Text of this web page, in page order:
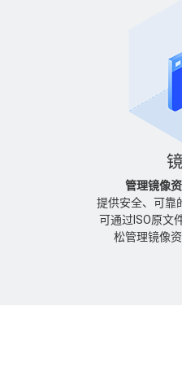
管理镜像
提供安全、可靠
可通过ISO原文
松管理镜像